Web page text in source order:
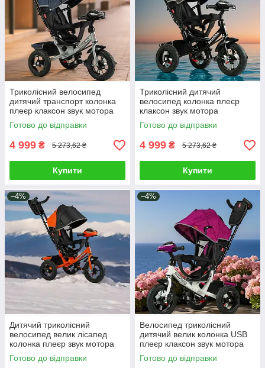
Триколісний велосипед
дитячий транспорт колонка
плеєр клаксон звук мотора
регулювання педалей ручка
кошик
Готово до відправки
4 999 ₴ 5 273,62 ₴
Купити
Триколісний дитячий
велосипед колонка плеєр
клаксон звук мотора
регулювання педалей ручка
козирок корзинка
Готово до відправки
4 999 ₴ 5 273,62 ₴
Купити
–4%
Дитячий триколісний
велосипед велик лісапед
колонка плеєр звук мотора
клаксон перемикач педалей
корзинка
Готово до відправки
–4%
Велосипед триколісний
дитячий велик колонка USB
плеєр клаксон звук мотора
ручка кошик перемикач
педалей
Готово до відправки